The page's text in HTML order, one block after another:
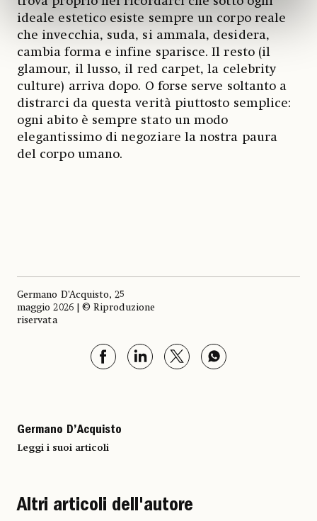
ideale estetico esiste sempre un corpo reale
che invecchia, suda, si ammala, desidera,
cambia forma e infine sparisce. Il resto (il
glamour, il lusso, il red carpet, la celebrity
culture) arriva dopo. O forse serve soltanto a
distrarci da questa verità piuttosto semplice:
ogni abito è sempre stato un modo
elegantissimo di negoziare la nostra paura
del corpo umano.
Germano D’Acquisto, 25
maggio 2026 | © Riproduzione
riservata
Germano D’Acquisto
Leggi i suoi articoli
Altri articoli dell'autore